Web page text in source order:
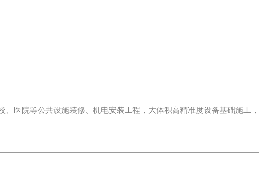
医院等公共设施装修、机电安装工程，大体积高精准度设备基础施工，